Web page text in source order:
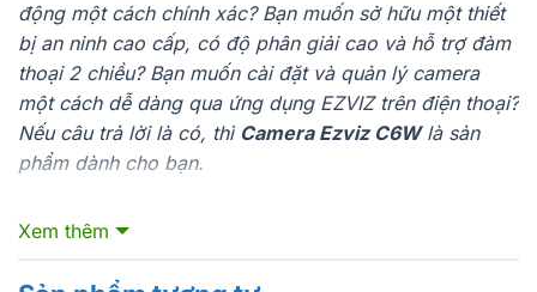
động một cách chính xác? Bạn muốn sở hữu một thiết
bị an ninh cao cấp, có độ phân giải cao và hỗ trợ đàm
thoại 2 chiều? Bạn muốn cài đặt và quản lý camera
một cách dễ dàng qua ứng dụng EZVIZ trên điện thoại?
Nếu câu trả lời là có, thì Camera Ezviz C6Wlà sản
phẩm dành cho bạn.
Thông số kỹ thuật Camera Ezviz C6W
Xem thêm
Xem thêm